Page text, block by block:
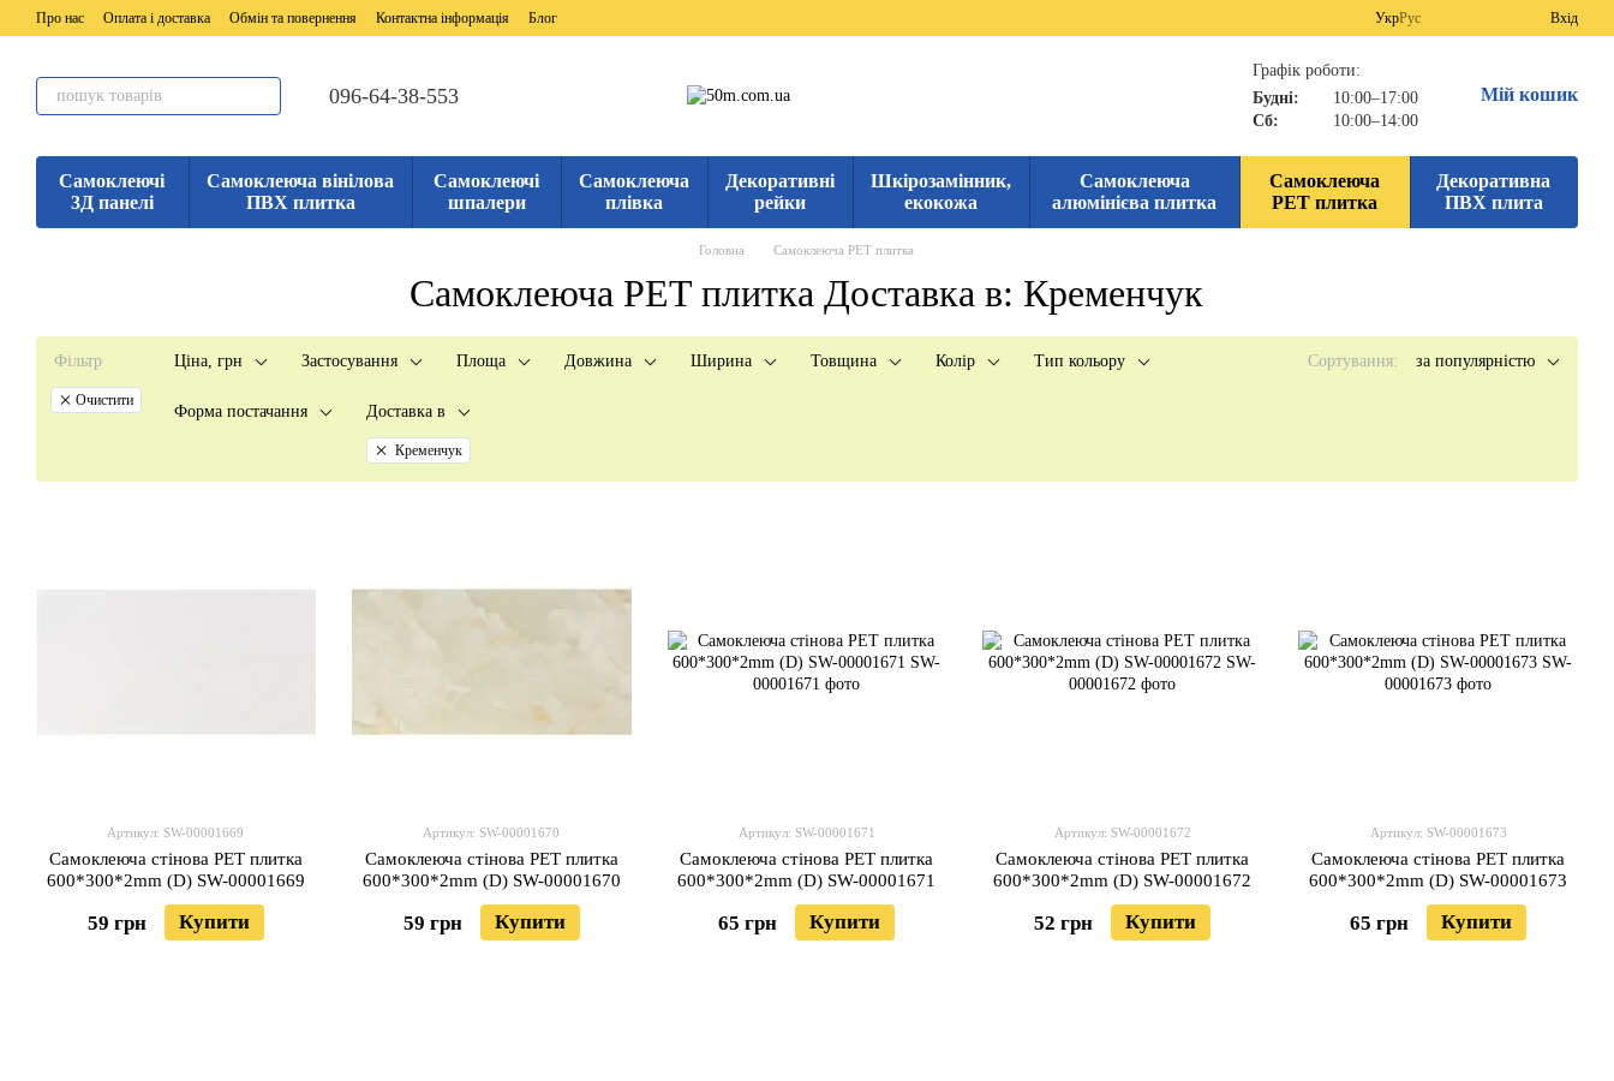
Перейти до основного контенту
Про нас Оплата і доставка Обмін та повернення Контактна інформація Блог УкрРус Вхід
096-64-38-553
Графік роботи:
Будні:
10:00–17:00
Сб:
10:00–14:00
Мій кошик
Самоклеючі
3Д панелі
Самоклеюча вінілова
ПВХ плитка
Самоклеючі
шпалери
Самоклеюча
плівка
Декоративні
рейки
Шкірозамінник,
екокожа
Самоклеюча
алюмінієва плитка
Самоклеюча
PET плитка
Декоративна
ПВХ плита
Головна Самоклеюча PET плитка
Самоклеюча PET плитка Доставка в: Кременчук
Фільтр
Очистити
Ціна, грн Застосування Площа Довжина Ширина Товщина Колір Тип кольору
Форма постачання Доставка в
Кременчук
Сортування: за популярністю
Артикул: SW-00001669
Самоклеюча стінова PET плитка
600*300*2mm (D) SW-00001669
59 грн Купити
Артикул: SW-00001670
Самоклеюча стінова PET плитка
600*300*2mm (D) SW-00001670
59 грн Купити
Артикул: SW-00001671
Самоклеюча стінова PET плитка
600*300*2mm (D) SW-00001671
65 грн Купити
Артикул: SW-00001672
Самоклеюча стінова PET плитка
600*300*2mm (D) SW-00001672
52 грн Купити
Артикул: SW-00001673
Самоклеюча стінова PET плитка
600*300*2mm (D) SW-00001673
65 грн Купити